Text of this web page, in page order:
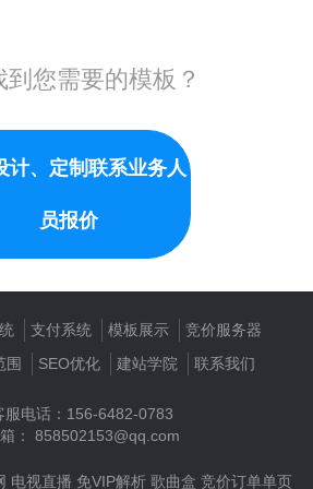
到您需要的模板？
计、定制联系业务人
员报价
支付系统 模板展示
竞价服务器
围 SEO优化 建站学院 联系我们
服电话：156-6482-0783
： 858502153@qq.com
电视直播 免VIP解析 歌曲盒 竞价订单单页